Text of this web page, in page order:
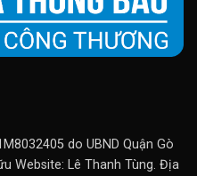
do UBND Quận Gò
Website: Lê Thanh Tùng. Địa